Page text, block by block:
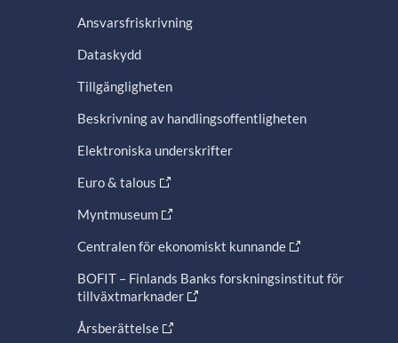
Ansvarsfriskrivning
Dataskydd
Tillgängligheten
Beskrivning av handlingsoffentligheten
Elektroniska underskrifter
Euro & talous
Myntmuseum
Centralen för ekonomiskt kunnande
BOFIT – Finlands Banks forskningsinstitut för
tillväxtmarknader
Årsberättelse